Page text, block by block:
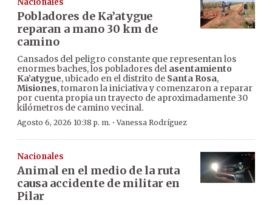
Nacionales
Pobladores de Ka’atygue
reparan a mano 30 km de
camino
Cansados del peligro constante que representan los
enormes baches, los pobladores del asentamiento
Ka’atygue, ubicado en el distrito de Santa Rosa,
Misiones, tomaron la iniciativa y comenzaron a reparar
por cuenta propia un trayecto de aproximadamente 30
kilómetros de camino vecinal.
Agosto 6, 2026 10:38 p. m. ·Vanessa Rodríguez
Nacionales
Animal en el medio de la ruta
causa accidente de militar en
Pilar